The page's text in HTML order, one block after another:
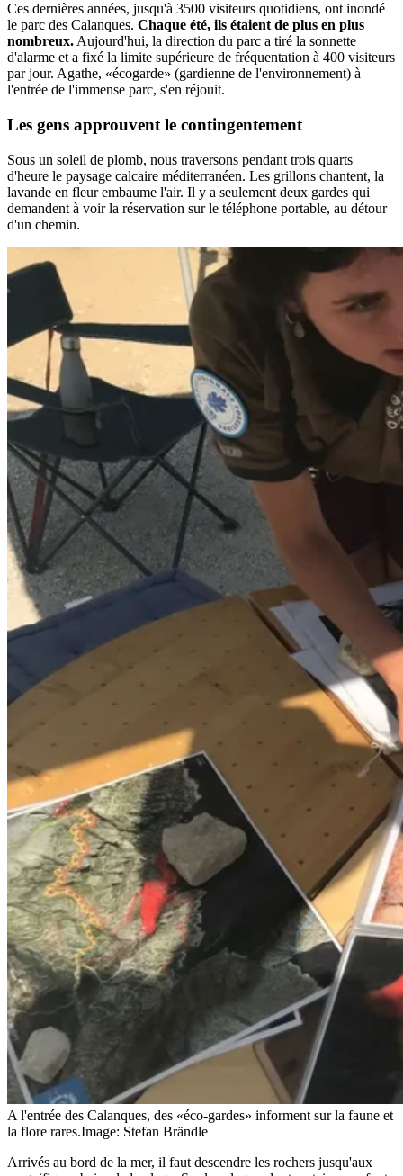
Ces dernières années, jusqu'à 3500 visiteurs quotidiens, ont inondé
le parc des Calanques. Chaque été, ils étaient de plus en plus
nombreux. Aujourd'hui, la direction du parc a tiré la sonnette
d'alarme et a fixé la limite supérieure de fréquentation à 400 visiteurs
par jour. Agathe, «écogarde» (gardienne de l'environnement) à
l'entrée de l'immense parc, s'en réjouit.
Les gens approuvent le contingentement
Sous un soleil de plomb, nous traversons pendant trois quarts
d'heure le paysage calcaire méditerranéen. Les grillons chantent, la
lavande en fleur embaume l'air. Il y a seulement deux gardes qui
demandent à voir la réservation sur le téléphone portable, au détour
d'un chemin.
A l'entrée des Calanques, des «éco-gardes» informent sur la faune et
la flore rares.Image: Stefan Brändle
Arrivés au bord de la mer, il faut descendre les rochers jusqu'aux